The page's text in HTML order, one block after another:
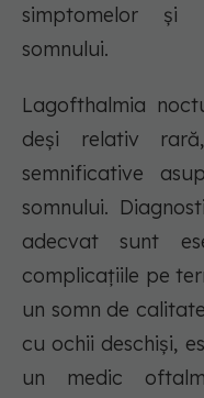
simptomelor și
somnului.
Lagofthalmia
deși relativ
semnificative
somnului.
adecvat sunt
complicațiile pe
un somn de
cu ochii deschiși,
un medic